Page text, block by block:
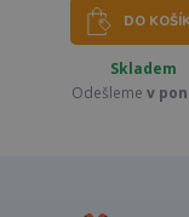
DO
Skladem
Odešleme v